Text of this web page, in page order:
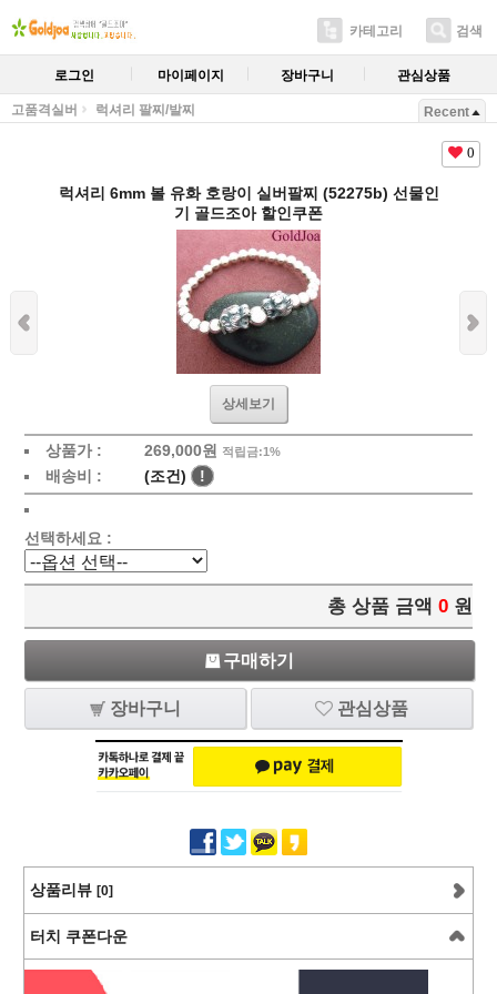
카테고리 검색
로그인 마이페이지 장바구니 관심상품
고품격실버 럭셔리 팔찌/발찌 Recent
0
럭셔리 6mm 볼 유화 호랑이 실버팔찌 (52275b) 선물인
기 골드조아 할인쿠폰
상세보기
상품가 : 269,000원 적립금:1%
배송비 : (조건) !
선택하세요 :
총 상품 금액 0 원
구매하기
장바구니 관심상품
상품리뷰 [0]
터치 쿠폰다운